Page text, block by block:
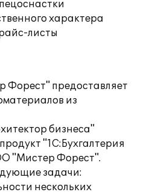
характера
листы
предоставляет
из
бизнеса"
"1С:Бухгалтерия
"Мистер Форест".
задачи:
нескольких